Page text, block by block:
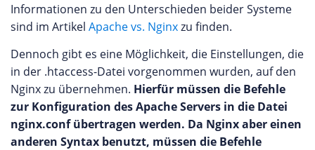
Informationen zu den Unterschieden beider Systeme
sind im Artikel Apache vs. Nginxzu finden.
Dennoch gibt es eine Möglichkeit, die Einstellungen, die
in der .htaccess-Datei vorgenommen wurden, auf den
Nginx zu übernehmen. Hierfür müssen die Befehle
zur Konfiguration des Apache Servers in die Datei
nginx.conf übertragen werden. Da Nginx aber einen
anderen Syntax benutzt, müssen die Befehle